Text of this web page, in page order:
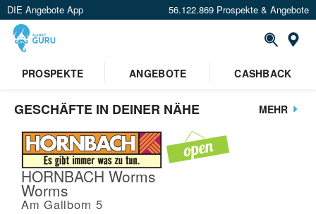
DIE Angebote App 56.122.869 Prospekte & Angebote
PROSPEKTE
ANGEBOTE CASHBACK
GESCHÄFTE IN DEINER NÄHE MEHR
HORNBACH Worms
Worms
Am Gallborn 5